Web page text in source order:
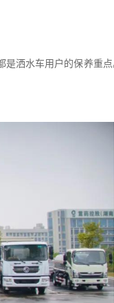
洒水车用户的保养重